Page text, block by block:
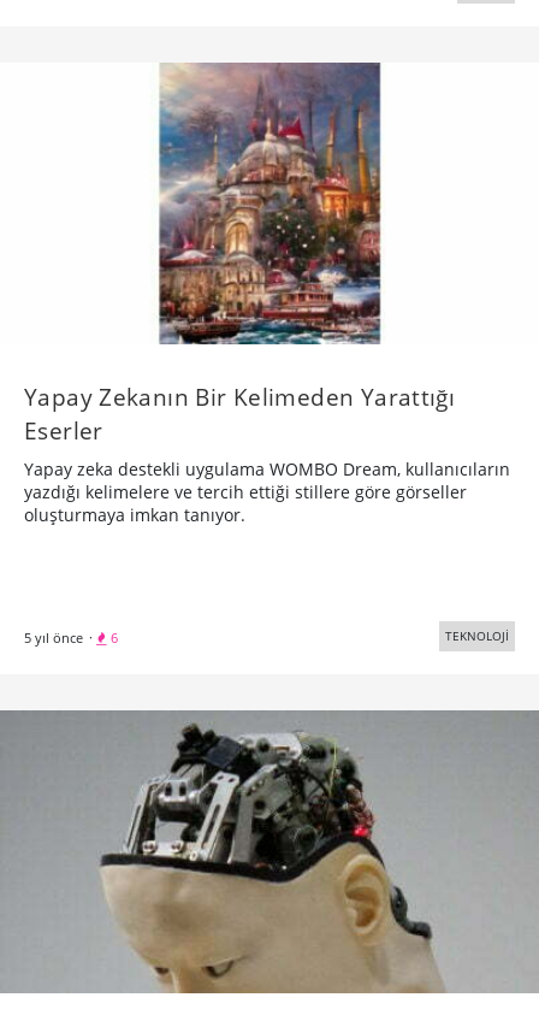
Yapay Zekanın Bir Kelimeden Yarattığı
Eserler
Yapay zeka destekli uygulama WOMBO Dream, kullanıcıların
yazdığı kelimelere ve tercih ettiği stillere göre görseller
oluşturmaya imkan tanıyor.
5 yıl önce · 6 TEKNOLOJİ